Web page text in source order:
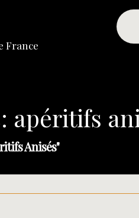
France
apéritifs
Anisés"